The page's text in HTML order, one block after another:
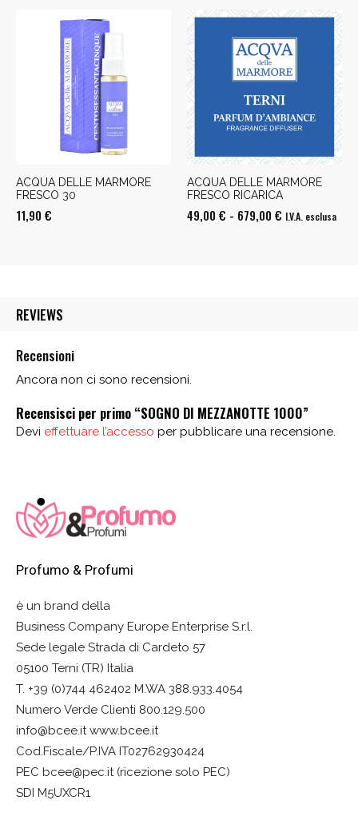
a
ACQUA DELLE MARMORE
FRESCO 30
11,90 €
ACQUA DELLE MARMORE
FRESCO RICARICA
49,00 € - 679,00 € Fascia
I.V.A. esclusa
REVIEWS
Recensioni
Ancora non ci sono recensioni.
Recensisci per primo “SOGNO DI MEZZANOTTE 1000”
Devi effettuare l’accesso per pubblicare una recensione.
Profumo & Profumi
è un brand della
Business Company Europe Enterprise S.r.l.
Sede legale Strada di Cardeto 57
05100 Terni (TR) Italia
T. +39 (0)744 462402 M.WA 388.933.4054
Numero Verde Clienti 800.129.500
info@bcee.it www.bcee.it
Cod.Fiscale/P.IVA IT02762930424
PEC bcee@pec.it (ricezione solo PEC)
SDI M5UXCR1